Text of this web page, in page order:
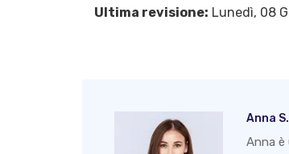
Ultima revisione: Lunedì, 08
Anna S.
Anna è